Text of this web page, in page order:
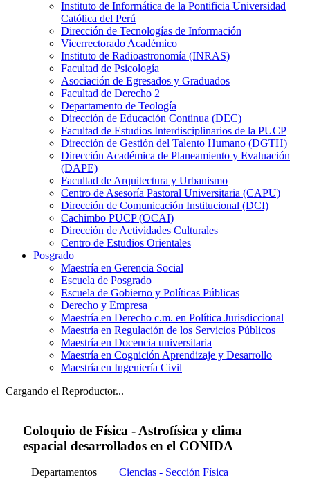
Instituto de Informática de la Pontificia Universidad
Católica del Perú
Dirección de Tecnologías de Información
Vicerrectorado Académico
Instituto de Radioastronomía (INRAS)
Facultad de Psicología
Asociación de Egresados y Graduados
Facultad de Derecho 2
Departamento de Teología
Dirección de Educación Continua (DEC)
Facultad de Estudios Interdisciplinarios de la PUCP
Dirección de Gestión del Talento Humano (DGTH)
Dirección Académica de Planeamiento y Evaluación
(DAPE)
Facultad de Arquitectura y Urbanismo
Centro de Asesoría Pastoral Universitaria (CAPU)
Dirección de Comunicación Institucional (DCI)
Cachimbo PUCP (OCAI)
Dirección de Actividades Culturales
Centro de Estudios Orientales
Posgrado
Maestría en Gerencia Social
Escuela de Posgrado
Escuela de Gobierno y Políticas Públicas
Derecho y Empresa
Maestría en Derecho c.m. en Política Jurisdiccional
Maestría en Regulación de los Servicios Públicos
Maestría en Docencia universitaria
Maestría en Cognición Aprendizaje y Desarrollo
Maestría en Ingeniería Civil
Cargando el Reproductor...
Coloquio de Física - Astrofísica y clima
espacial desarrollados en el CONIDA
Departamentos
Ciencias - Sección Física